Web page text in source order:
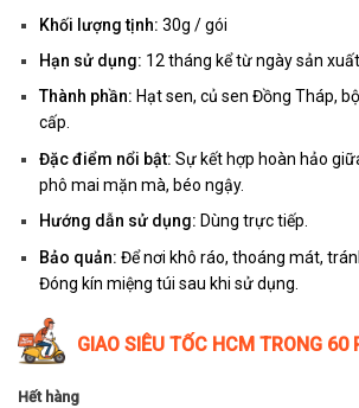
Khối lượng tịnh: 30g / gói
Hạn sử dụng: 12 tháng kể từ ngày sản xuất
Thành phần: Hạt sen, củ sen Đồng Tháp,
cấp.
Đặc điểm nổi bật:Sự kết hợp hoàn hảo
phô mai mặn mà, béo ngậy.
Hướng dẫn sử dụng: Dùng trực tiếp.
Bảo quản: Để nơi khô ráo, thoáng mát,
Đóng kín miệng túi sau khi sử dụng.
GIAO SIÊU TỐC HCM TRONG 60
Hết hàng